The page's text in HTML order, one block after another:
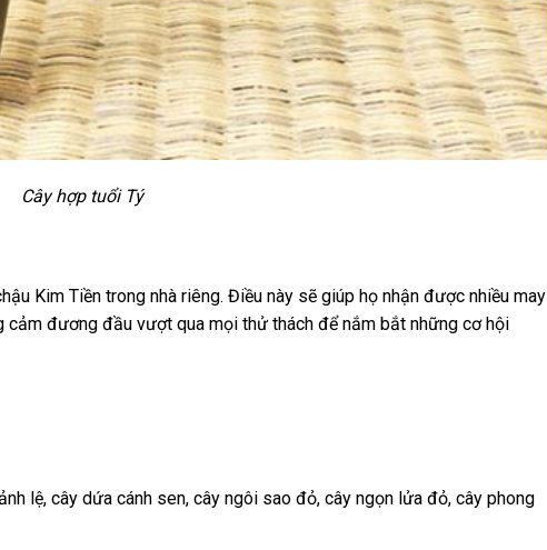
Cây hợp tuổi Tý
Kim Tiền trong nhà riêng. Điều này sẽ giúp họ nhận được nhiều may
cảm đương đầu vượt qua mọi thử thách để nắm bắt những cơ hội
lệ, cây dứa cánh sen, cây ngôi sao đỏ, cây ngọn lửa đỏ, cây phong